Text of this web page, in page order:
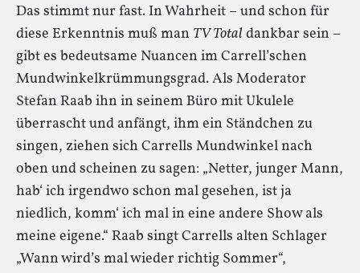
Das stimmt nur fast. In Wahrheit – und schon für
diese Erkenntnis muß man TV Total dankbar sein –
gibt es bedeutsame Nuancen im Carrell’schen
Mundwinkelkrümmungsgrad. Als Moderator
Stefan Raab ihn in seinem Büro mit Ukulele
überrascht und anfängt, ihm ein Ständchen zu
singen, ziehen sich Carrells Mundwinkel nach
oben und scheinen zu sagen: „Netter, junger Mann,
hab‘ ich irgendwo schon mal gesehen, ist ja
niedlich, komm‘ ich mal in eine andere Show als
meine eigene.“ Raab singt Carrells alten Schlager
„Wann wird’s mal wieder richtig Sommer“,